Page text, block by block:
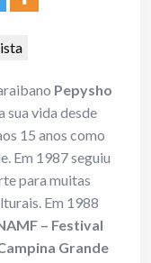
Pepysho
sua vida desde
15 anos como
Em 1987 seguiu
para muitas
Em 1988
– Festival
Grande